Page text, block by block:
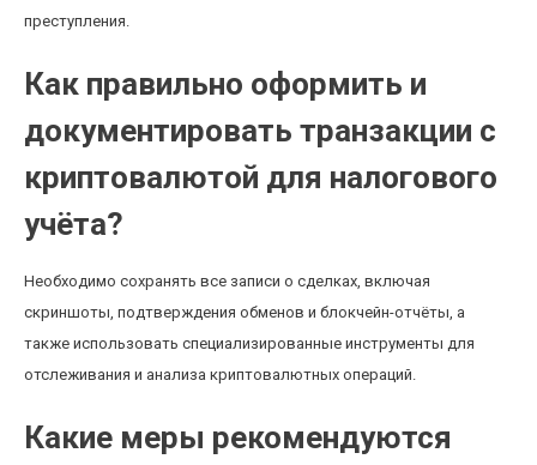
преступления.
Как правильно оформить и
документировать транзакции с
криптовалютой для налогового
учёта?
Необходимо сохранять все записи о сделках, включая
скриншоты, подтверждения обменов и блокчейн-отчёты, а
также использовать специализированные инструменты для
отслеживания и анализа криптовалютных операций.
Какие меры рекомендуются